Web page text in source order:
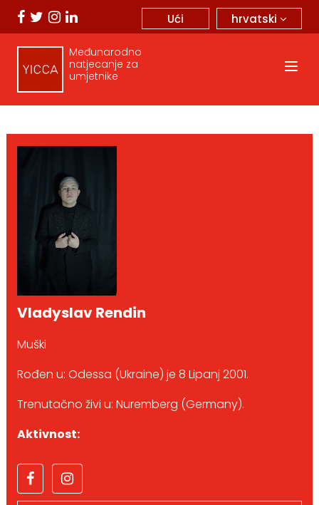
hrvatski
Ući
Međunarodno
natjecanje za
umjetnike
Vladyslav Rendin
Muški
Rođen u: Odessa (Ukraine) je 8 Lipanj 2001.
Trenutačno živi u: Nuremberg (Germany).
Aktivnost: